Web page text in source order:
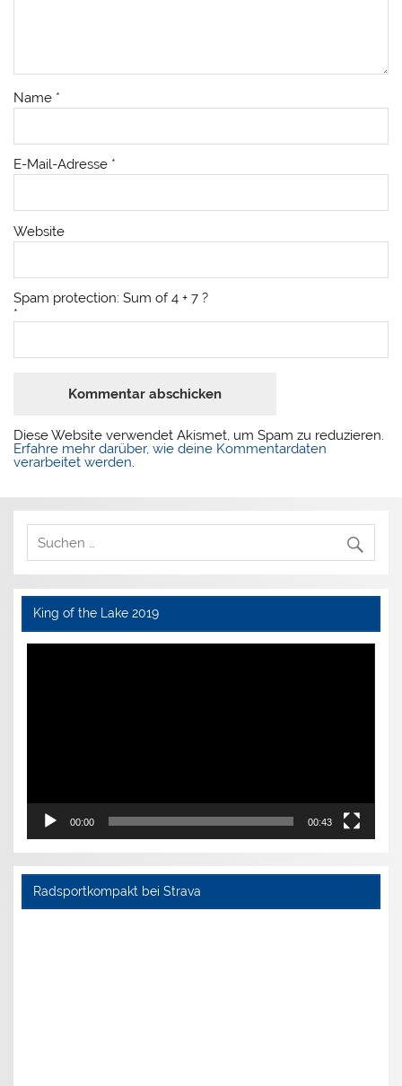
Name *
E-Mail-Adresse *
Website
Spam protection: Sum of 4 + 7 ?
*
Diese Website verwendet Akismet, um Spam zu reduzieren.
Erfahre mehr darüber, wie deine Kommentardaten
verarbeitet werden.
King of the Lake 2019
Video-
00:00 00:43
Radsportkompakt bei Strava